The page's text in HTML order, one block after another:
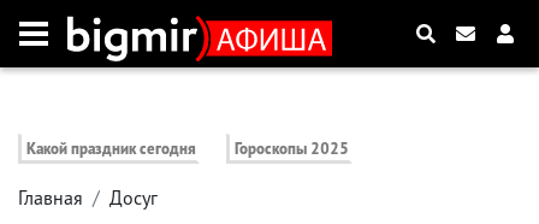
Какой праздник сегодня Гороскопы 2025
Главная Досуг